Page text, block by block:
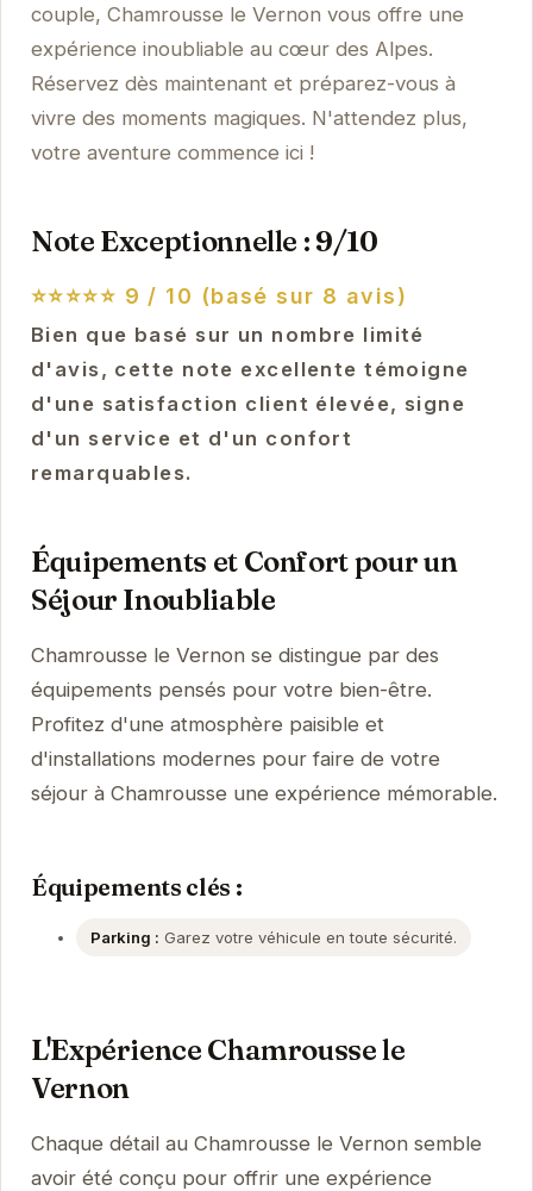
couple, Chamrousse le Vernon vous offre une
expérience inoubliable au cœur des Alpes.
Réservez dès maintenant et préparez-vous à
vivre des moments magiques. N'attendez plus,
votre aventure commence ici !
Note Exceptionnelle : 9/10
⭐⭐⭐⭐⭐ 9 / 10 (basé sur 8 avis)
Bien que basé sur un nombre limité
d'avis, cette note excellente témoigne
d'une satisfaction client élevée, signe
d'un service et d'un confort
remarquables.
Équipements et Confort pour un
Séjour Inoubliable
Chamrousse le Vernon se distingue par des
équipements pensés pour votre bien-être.
Profitez d'une atmosphère paisible et
d'installations modernes pour faire de votre
séjour à Chamrousse une expérience mémorable.
Équipements clés :
Parking : Garez votre véhicule en toute sécurité.
L'Expérience Chamrousse le
Vernon
Chaque détail au Chamrousse le Vernon semble
avoir été conçu pour offrir une expérience